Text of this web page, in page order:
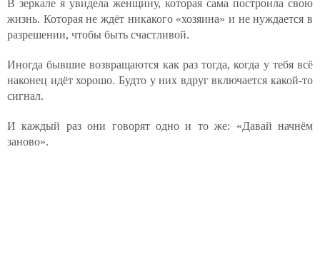
В зеркале я увидела женщину, которая сама построила свою
жизнь. Которая не ждёт никакого «хозяина» и не нуждается в
разрешении, чтобы быть счастливой.
Иногда бывшие возвращаются как раз тогда, когда у тебя всё
наконец идёт хорошо. Будто у них вдруг включается какой-то
сигнал.
И каждый раз они говорят одно и то же: «Давай начнём
заново».